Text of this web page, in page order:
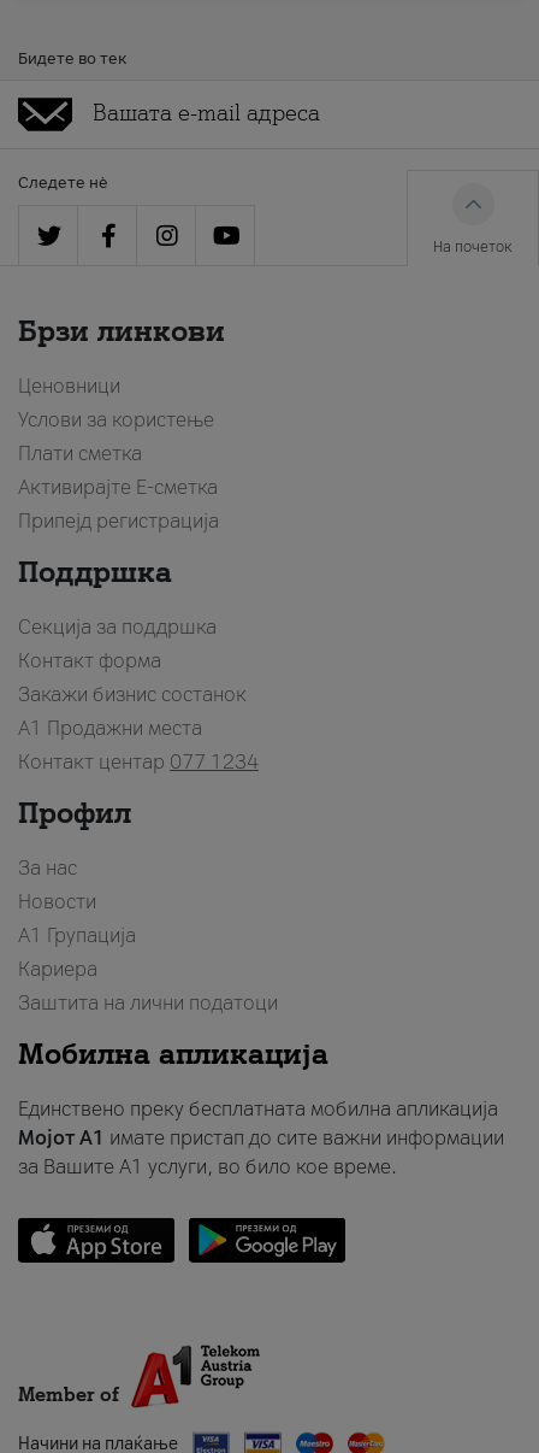
Бидете во тек
Следете нè
На почеток
Брзи линкови
Ценовници
Услови за користење
Плати сметка
Активирајте Е-сметка
Припејд регистрација
Поддршка
Секција за поддршка
Контакт форма
Закажи бизнис состанок
A1 Продажни места
Контакт центар 077 1234
Профил
За нас
Новости
А1 Групација
Кариера
Заштита на лични податоци
Мобилна апликација
Единствено преку бесплатната мобилна апликација
Мојот A1 имате пристап до сите важни информации
за Вашите A1 услуги, во било кое време.
Member of
Начини на плаќање